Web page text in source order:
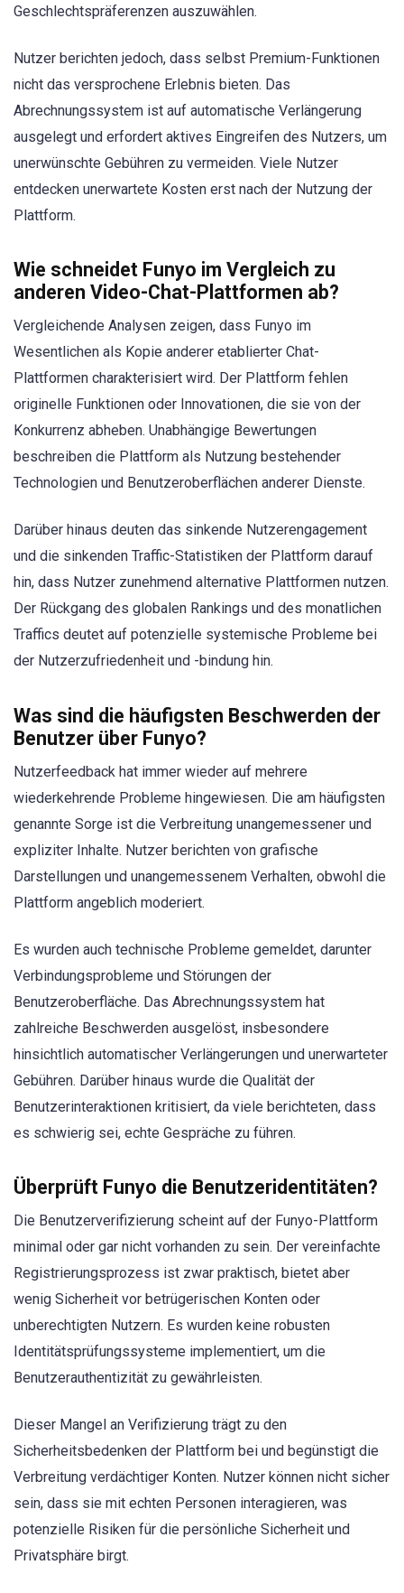
Geschlechtspräferenzen auszuwählen.
Nutzer berichten jedoch, dass selbst Premium-Funktionen
nicht das versprochene Erlebnis bieten. Das
Abrechnungssystem ist auf automatische Verlängerung
ausgelegt und erfordert aktives Eingreifen des Nutzers, um
unerwünschte Gebühren zu vermeiden. Viele Nutzer
entdecken unerwartete Kosten erst nach der Nutzung der
Plattform.
Wie schneidet Funyo im Vergleich zu
anderen Video-Chat-Plattformen ab?
Vergleichende Analysen zeigen, dass Funyo im
Wesentlichen als Kopie anderer etablierter Chat-
Plattformen charakterisiert wird. Der Plattform fehlen
originelle Funktionen oder Innovationen, die sie von der
Konkurrenz abheben. Unabhängige Bewertungen
beschreiben die Plattform als Nutzung bestehender
Technologien und Benutzeroberflächen anderer Dienste.
Darüber hinaus deuten das sinkende Nutzerengagement
und die sinkenden Traffic-Statistiken der Plattform darauf
hin, dass Nutzer zunehmend alternative Plattformen nutzen.
Der Rückgang des globalen Rankings und des monatlichen
Traffics deutet auf potenzielle systemische Probleme bei
der Nutzerzufriedenheit und -bindung hin.
Was sind die häufigsten Beschwerden der
Benutzer über Funyo?
Nutzerfeedback hat immer wieder auf mehrere
wiederkehrende Probleme hingewiesen. Die am häufigsten
genannte Sorge ist die Verbreitung unangemessener und
expliziter Inhalte. Nutzer berichten von grafische
Darstellungen und unangemessenem Verhalten, obwohl die
Plattform angeblich moderiert.
Es wurden auch technische Probleme gemeldet, darunter
Verbindungsprobleme und Störungen der
Benutzeroberfläche. Das Abrechnungssystem hat
zahlreiche Beschwerden ausgelöst, insbesondere
hinsichtlich automatischer Verlängerungen und unerwarteter
Gebühren. Darüber hinaus wurde die Qualität der
Benutzerinteraktionen kritisiert, da viele berichteten, dass
es schwierig sei, echte Gespräche zu führen.
Überprüft Funyo die Benutzeridentitäten?
Die Benutzerverifizierung scheint auf der Funyo-Plattform
minimal oder gar nicht vorhanden zu sein. Der vereinfachte
Registrierungsprozess ist zwar praktisch, bietet aber
wenig Sicherheit vor betrügerischen Konten oder
unberechtigten Nutzern. Es wurden keine robusten
Identitätsprüfungssysteme implementiert, um die
Benutzerauthentizität zu gewährleisten.
Dieser Mangel an Verifizierung trägt zu den
Sicherheitsbedenken der Plattform bei und begünstigt die
Verbreitung verdächtiger Konten. Nutzer können nicht sicher
sein, dass sie mit echten Personen interagieren, was
potenzielle Risiken für die persönliche Sicherheit und
Privatsphäre birgt.